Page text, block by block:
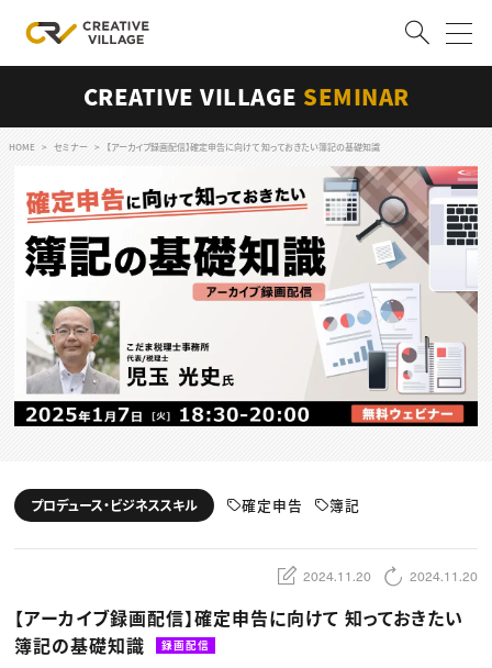
ログイン 会員登録
RECRUIT
クリエイター求人を探す
CREATIVE JOB求人検索
特集求人
採用説明会
転職支援サービス
CONTENTS
スキルアップしたい！
動画配信・映像制作
編集・ライティング
ディレクション
TOP Creator’s コラム トップ
Webクリエイター
ゲームクリエイター
クリエイターインタビュー
C＆R Magazine
セミナー
ニュース・トレンド トップ
Web
映像
CREATIVE VILLAGE SEMINAR
HOME セミナー 【アーカイブ録画配信】確定申告に向けて 知っておきたい簿記の基礎知識
プロデュース・ビジネススキル 確定申告 簿記
2024.11.20 2024.11.20
【アーカイブ録画配信】確定申告に向けて 知っておきたい
簿記の基礎知識
録画配信